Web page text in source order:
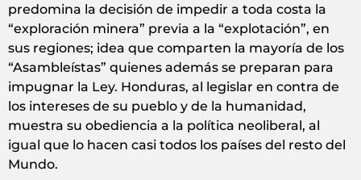
predomina la decisión de impedir a toda costa la
“exploración minera” previa a la “explotación”, en
sus regiones; idea que comparten la mayoría de los
“Asambleístas” quienes además se preparan para
impugnar la Ley. Honduras, al legislar en contra de
los intereses de su pueblo y de la humanidad,
muestra su obediencia a la política neoliberal, al
igual que lo hacen casi todos los países del resto del
Mundo.